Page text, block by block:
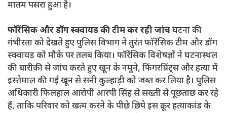
मातम पसरा हुआ है।
फॉरेंसिक और डॉग स्क्वायड की टीम कर रही जांचघटना की
गंभीरता को देखते हुए पुलिस विभाग ने तुरंत फॉरेंसिक टीम और डॉग
स्क्वायड को मौके पर तलब किया। फॉरेंसिक विशेषज्ञों ने घटनास्थल
की बारीकी से जांच करते हुए खून के नमूने, फिंगरप्रिंट्स और हत्या में
इस्तेमाल की गई खून से सनी कुल्हाड़ी को जब्त कर लिया है। पुलिस
अधिकारी फिलहाल आरोपी आरपी सिंह से सख्ती से पूछताछ कर रहे
हैं, ताकि परिवार को खत्म करने के पीछे छिपे इस क्रूर हत्याकांड के